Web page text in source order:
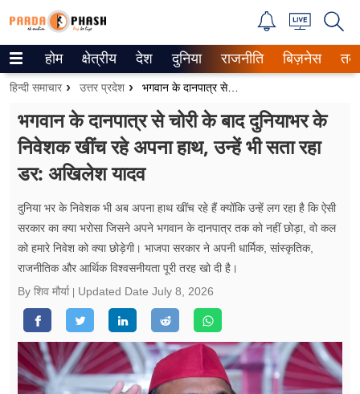
Trending on Google News
वेब स्टोरीज
उत्तर प्रदेश
गैलरी
वीडियो
रिलेशनशिप
जीवन मंत्रा
फूड
होम क्षेत्रीय देश दुनिया राजनीति बिज़नेस
हिन्दी समाचार उत्तर प्रदेश भगवान के दानपात्र से चोरी के बाद दुनियाभर के निवेशक खींच रहे अपना हाथ, उन्हें भी सता रहा डर: अखिलेश यादव
भगवान के दानपात्र से चोरी के बाद दुनियाभर के
निवेशक खींच रहे अपना हाथ, उन्हें भी सता रहा
डर: अखिलेश यादव
दुनिया भर के निवेशक भी अब अपना हाथ खींच रहे हैं क्योंकि उन्हें लग रहा है कि ऐसी
सरकार का क्या भरोसा जिसने अपने भगवान के दानपात्र तक को नहीं छोड़ा, वो कल
को हमारे निवेश को क्या छोड़ेगी। भाजपा सरकार ने अपनी धार्मिक, सांस्कृतिक,
राजनीतिक और आर्थिक विश्वसनीयता पूरी तरह खो दी है।
By शिव मौर्या
Updated Date July 8, 2026